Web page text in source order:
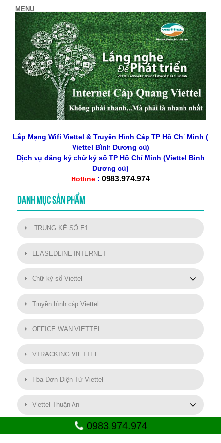
Lắp Mạng Wifi Viettel & Truyền Hình Cáp TP Hồ Chí Minh (
Viettel Bình Dương củ)
Dịch vụ đăng ký chữ ký số TP Hồ Chí Minh (Viettel Bình
Dương củ)
Hotline : 0983.974.974
DANH MỤC SẢN PHẨM
TRUNG KẾ SỐ E1
LEASEDLINE INTERNET
Chữ ký số Viettel
Truyền hình cáp Viettel
OFFICE WAN VIETTEL
VTRACKING VIETTEL
Hóa Đơn Điện Tử Viettel
Viettel Thuận An
Lắp mạng Viettel tại Thuận An - Bình Dương
0983.974.974